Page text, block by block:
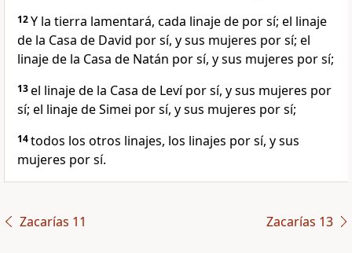
12Y la tierra lamentará, cada linaje de por sí; el linaje
de la Casa de David por sí, y sus mujeres por sí; el
linaje de la Casa de Natán por sí, y sus mujeres por sí;
13el linaje de la Casa de Leví por sí, y sus mujeres por
sí; el linaje de Simei por sí, y sus mujeres por sí;
14todos los otros linajes, los linajes por sí, y sus
mujeres por sí.
Zacarías 11 Zacarías 13